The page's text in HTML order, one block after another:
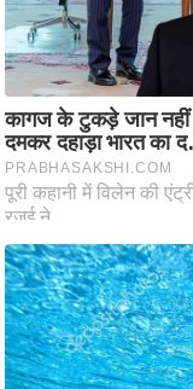
भ
ए
म
.
आ
र
.
आ
ई
.
चा
य